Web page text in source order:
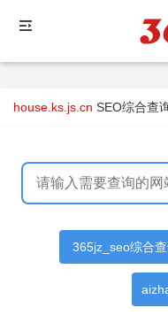
house.ks.js.cn SEO综合查
365jz_seo综合